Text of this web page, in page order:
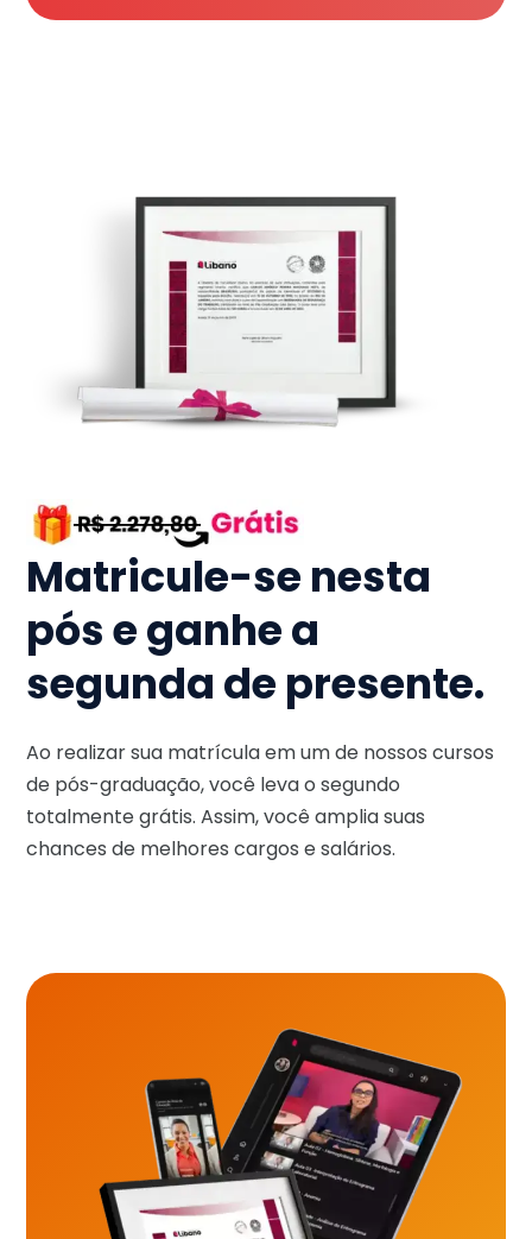
Matricule-se nesta
pós e ganhe a
segunda de presente.
Ao realizar sua matrícula em um de nossos cursos
de pós-graduação, você leva o segundo
totalmente grátis. Assim, você amplia suas
chances de melhores cargos e salários.